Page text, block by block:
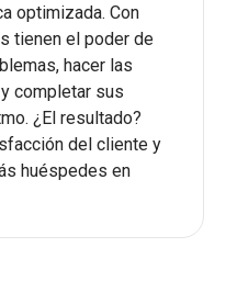
optimizada. Con
tienen el poder de
hacer las
completar sus
¿El resultado?
del cliente y
huéspedes en